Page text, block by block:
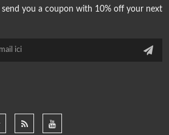
send you a coupon with 10% off your next